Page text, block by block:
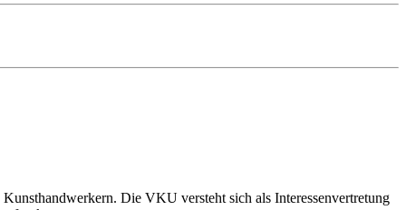
Die VKU versteht sich als Interessenvertretung